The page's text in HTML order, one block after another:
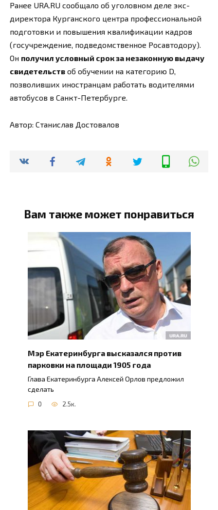
Ранее URA.RU сообщало об уголовном деле экс-
директора Курганского центра профессиональной
подготовки и повышения квалификации кадров
(госучреждение, подведомственное Росавтодору).
Он получил условный срок за незаконную выдачу
свидетельств об обучении на категорию D,
позволивших иностранцам работать водителями
автобусов в Санкт-Петербурге.
Автор: Станислав Достовалов
Вам также может понравиться
Мэр Екатеринбурга высказался против
парковки на площади 1905 года
Глава Екатеринбурга Алексей Орлов предложил
сделать
0 2.5к.